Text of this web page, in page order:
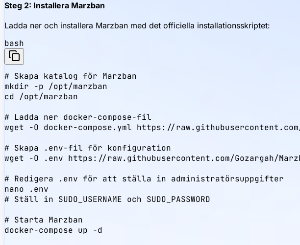
Steg 2: Installera Marzban
Ladda ner och installera Marzban med det officiella installationsskriptet:
bash
# Skapa katalog för Marzban
mkdir -p /opt/marzban
cd /opt/marzban
# Ladda ner docker-compose-fil
wget -O docker-compose.yml https://raw.githubusercontent.com/
# Skapa .env-fil för konfiguration
wget -O .env https://raw.githubusercontent.com/Gozargah/
# Redigera .env för att ställa in administratörsuppgifter
nano .env
# Ställ in SUDO_USERNAME och SUDO_PASSWORD
# Starta Marzban
docker-compose up -d